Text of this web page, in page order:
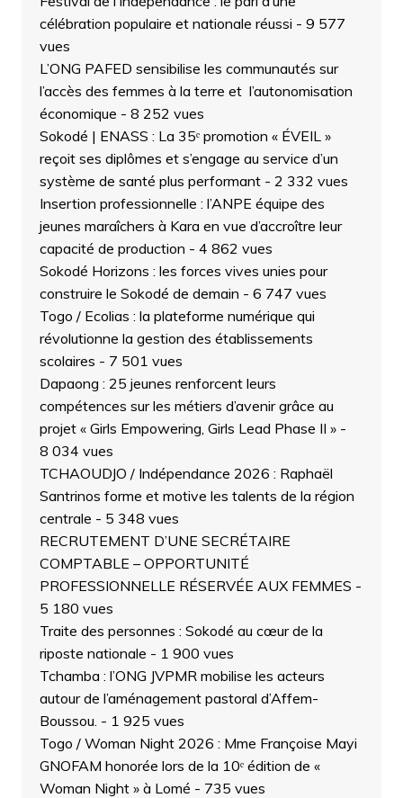
célébration populaire et nationale réussi - 9 577
vues
L’ONG PAFED sensibilise les communautés sur
l’accès des femmes à la terre et l’autonomisation
économique - 8 252 vues
Sokodé | ENASS : La 35ᵉ promotion « ÉVEIL »
reçoit ses diplômes et s’engage au service d’un
système de santé plus performant- 2 332 vues
Insertion professionnelle : l’ANPE équipe des
jeunes maraîchers à Kara en vue d’accroître leur
capacité de production - 4 862 vues
Sokodé Horizons : les forces vives unies pour
construire le Sokodé de demain - 6 747 vues
Togo / Ecolias : la plateforme numérique qui
révolutionne la gestion des établissements
scolaires - 7 501 vues
Dapaong : 25 jeunes renforcent leurs
compétences sur les métiers d’avenir grâce au
projet « Girls Empowering, Girls Lead Phase II »-
8 034 vues
TCHAOUDJO / Indépendance 2026 : Raphaël
Santrinos forme et motive les talents de la région
centrale - 5 348 vues
RECRUTEMENT D’UNE SECRÉTAIRE
COMPTABLE – OPPORTUNITÉ
PROFESSIONNELLE RÉSERVÉE AUX FEMMES -
5 180 vues
Traite des personnes : Sokodé au cœur de la
riposte nationale - 1 900 vues
Tchamba : l’ONG JVPMR mobilise les acteurs
autour de l’aménagement pastoral d’Affem-
Boussou. - 1 925 vues
Togo / Woman Night 2026 : Mme Françoise Mayi
GNOFAM honorée lors de la 10ᵉ édition de «
Woman Night » à Lomé - 735 vues